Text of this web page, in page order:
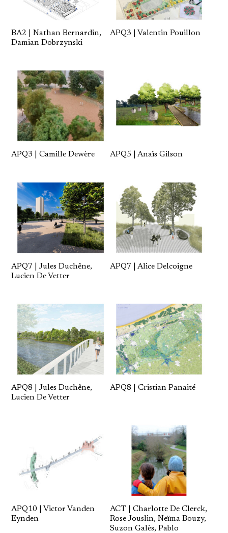
BA2 | Nathan Bernardin,
Damian Dobrzynski
APQ3 | Valentin Pouillon
APQ3 | Camille Dewère APQ5 | Anaïs Gilson
APQ7 | Jules Duchêne,
Lucien De Vetter
APQ7 | Alice Delcoigne
APQ8 | Jules Duchêne,
Lucien De Vetter
APQ8 | Cristian Panaité
APQ10 | Victor Vanden
Eynden
ACT | Charlotte De Clerck,
Rose Jouslin, Neïma Bouzy,
Suzon Galès, Pablo